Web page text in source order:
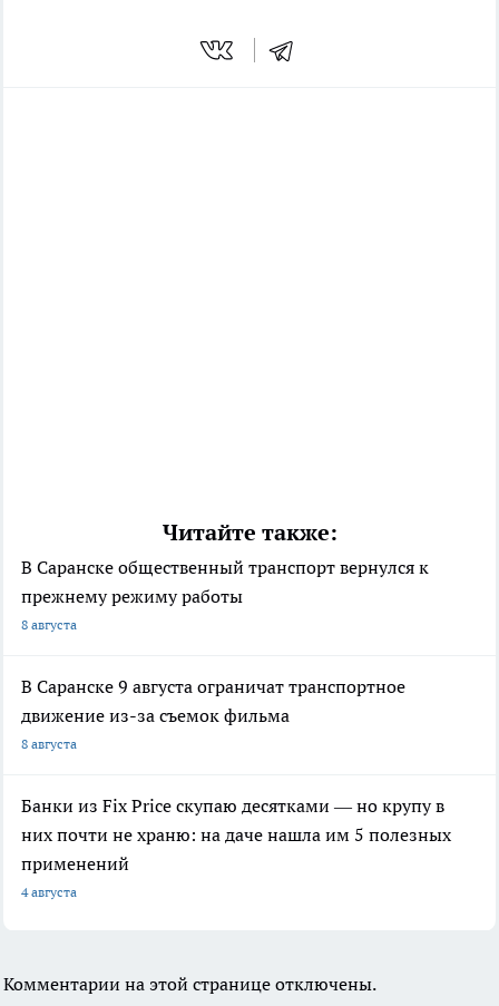
Читайте также:
В Саранске общественный транспорт вернулся к
прежнему режиму работы
8 августа
В Саранске 9 августа ограничат транспортное
движение из-за съемок фильма
8 августа
Банки из Fix Price скупаю десятками — но крупу в
них почти не храню: на даче нашла им 5 полезных
применений
4 августа
Комментарии на этой странице отключены.